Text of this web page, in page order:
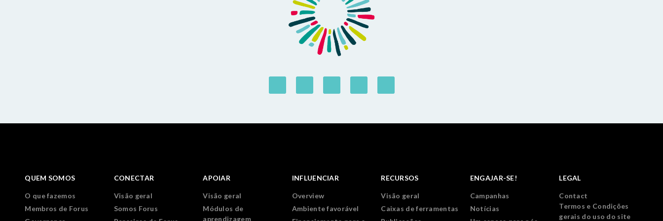
QUEM SOMOS
O que fazemos
Membros de Forus
CONECTAR
Visão geral
Somos Forus
APOIAR
Visão geral
Módulos de
aprendizagem
INFLUENCIAR
Overview
Ambiente favorável
RECURSOS
Visão geral
Caixas de ferramentas
ENGAJAR-SE!
Campanhas
Notícias
LEGAL
Contact
Termos e Condições
gerais do uso do site